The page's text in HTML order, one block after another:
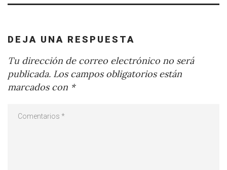
DEJA UNA RESPUESTA
Tu dirección de correo electrónico no será
publicada. Los campos obligatorios están
marcados con *